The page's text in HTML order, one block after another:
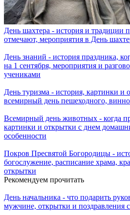
День шахтера - история и традиции
отмечают, мероприятия в День
День знаний - история праздника,
на 1 сентября, мероприятия и
учениками
День туризма - история, картинки и
всемирный день пешеходного,
Всемирный день животных - когда
картинки и открытки с днем
особенности
Покров Пресвятой Богородицы -
богослужение, расписание храма,
открытки
Рекомендуем прочитать
День начальника - что подарить
мужчине, открытки и поздравления